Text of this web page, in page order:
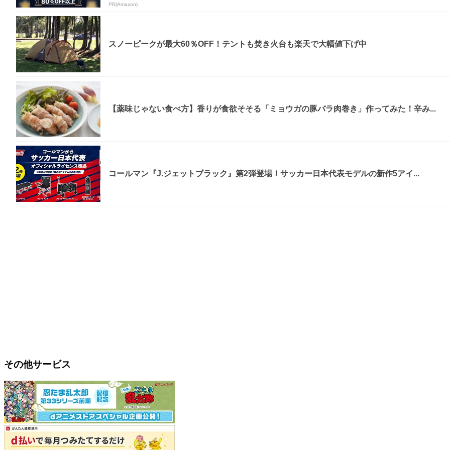
PR(Amazon)
スノーピークが最大60％OFF！テントも焚き火台も楽天で大幅値下げ中
【薬味じゃない食べ方】香りが食欲そそる「ミョウガの豚バラ肉巻き」作ってみた！辛み...
コールマン『J.ジェットブラック』第2弾登場！サッカー日本代表モデルの新作5アイ...
その他サービス